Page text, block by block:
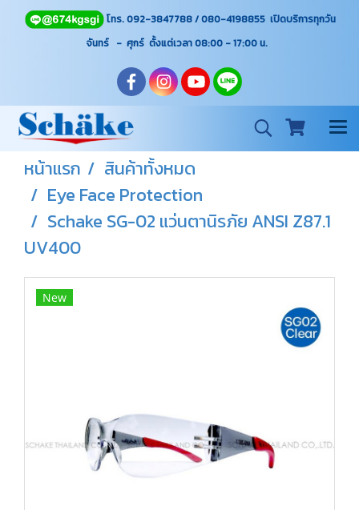
โทร. 092-3847788 / 080-4198855 เปิดบริการทุกวัน
จันทร์ - ศุกร์ ตั้งแต่เวลา 08:00 - 17:00น.
หน้าแรก
สินค้าทั้งหมด
Eye Face Protection
Schake SG-02 แว่นตานิรภัย ANSI Z87.1
UV400
New